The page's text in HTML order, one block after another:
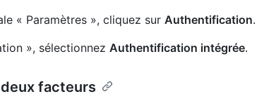
« Paramètres », cliquez sur Authentification.
», sélectionnez Authentification intégrée.
facteurs